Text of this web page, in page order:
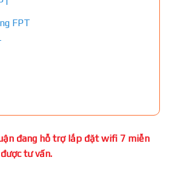
FPT
đang hỗ trợ lắp đặt wifi 7 miễn
tư vấn.